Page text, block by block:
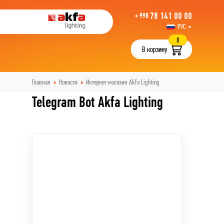
+ 998 78 141 00 00
РУС
UZB
В корзину
0
Главная Новости Интернет магазин Akfa Lighting
Telegram Bot Akfa Lighting